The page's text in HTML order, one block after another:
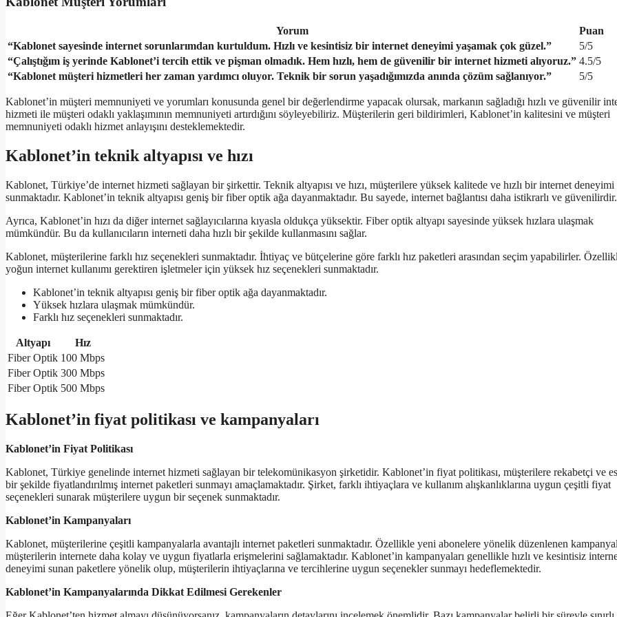
Yorum
Puan
“Kablonet sayesinde internet sorunlarımdan kurtuldum. Hızlı ve kesintisiz bir internet deneyimi yaşamak çok güzel.”
5/5
“Çalıştığım iş yerinde Kablonet’i tercih ettik ve pişman olmadık. Hem hızlı, hem de güvenilir bir internet hizmeti alıyoruz.” 4.5/5
“Kablonet müşteri hizmetleri her zaman yardımcı oluyor. Teknik bir sorun yaşadığımızda anında çözüm sağlanıyor.”
5/5
Kablonet’in müşteri memnuniyeti ve yorumları konusunda genel bir değerlendirme yapacak olursak, markanın sağladığı hızlı ve güvenilir
hizmeti ile müşteri odaklı yaklaşımının memnuniyeti artırdığını söyleyebiliriz. Müşterilerin geri bildirimleri, Kablonet’in kalitesini ve müşteri
memnuniyeti odaklı hizmet anlayışını desteklemektedir.
Kablonet’in teknik altyapısı ve hızı
Kablonet, Türkiye’de internet hizmeti sağlayan bir şirkettir. Teknik altyapısı ve hızı, müşterilere yüksek kalitede ve hızlı bir internet deneyimi
sunmaktadır. Kablonet’in teknik altyapısı geniş bir fiber optik ağa dayanmaktadır. Bu sayede, internet bağlantısı daha istikrarlı ve güvenilirdir.
Ayrıca, Kablonet’in hızı da diğer internet sağlayıcılarına kıyasla oldukça yüksektir. Fiber optik altyapı sayesinde yüksek hızlara ulaşmak
mümkündür. Bu da kullanıcıların interneti daha hızlı bir şekilde kullanmasını sağlar.
Kablonet, müşterilerine farklı hız seçenekleri sunmaktadır. İhtiyaç ve bütçelerine göre farklı hız paketleri arasından seçim yapabilirler.
yoğun internet kullanımı gerektiren işletmeler için yüksek hız seçenekleri sunmaktadır.
Kablonet’in teknik altyapısı geniş bir fiber optik ağa dayanmaktadır.
Yüksek hızlara ulaşmak mümkündür.
Farklı hız seçenekleri sunmaktadır.
Altyapı
Hız
Fiber Optik 100 Mbps
Fiber Optik 300 Mbps
Fiber Optik 500 Mbps
Kablonet’in fiyat politikası ve kampanyaları
Kablonet’in Fiyat Politikası
Kablonet, Türkiye genelinde internet hizmeti sağlayan bir telekomünikasyon şirketidir. Kablonet’in fiyat politikası, müşterilere rekabetçi ve
bir şekilde fiyatlandırılmış internet paketleri sunmayı amaçlamaktadır. Şirket, farklı ihtiyaçlara ve kullanım alışkanlıklarına uygun çeşitli fiyat
seçenekleri sunarak müşterilere uygun bir seçenek sunmaktadır.
Kablonet’in Kampanyaları
Kablonet, müşterilerine çeşitli kampanyalarla avantajlı internet paketleri sunmaktadır. Özellikle yeni abonelere yönelik düzenlenen
müşterilerin internete daha kolay ve uygun fiyatlarla erişmelerini sağlamaktadır. Kablonet’in kampanyaları genellikle hızlı ve kesintisiz
deneyimi sunan paketlere yönelik olup, müşterilerin ihtiyaçlarına ve tercihlerine uygun seçenekler sunmayı hedeflemektedir.
Kablonet’in Kampanyalarında Dikkat Edilmesi Gerekenler